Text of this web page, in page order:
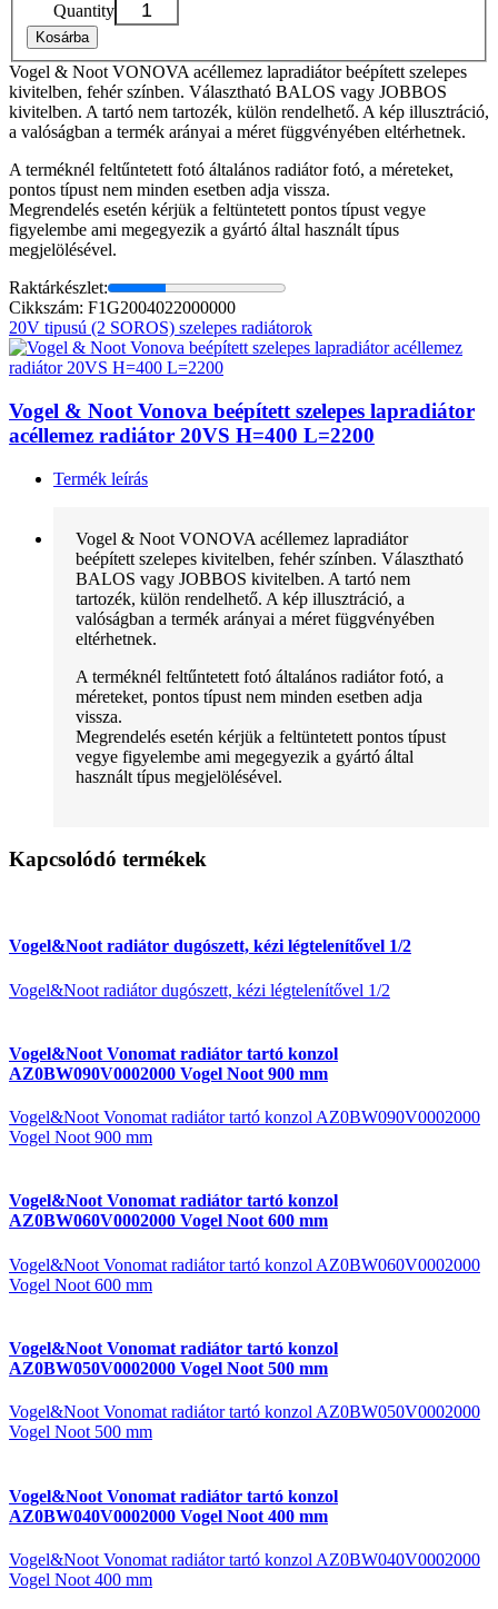
Quantity
Kosárba
Vogel & Noot VONOVA acéllemez lapradiátor beépített szelepes
kivitelben, fehér színben. Választható BALOS vagy JOBBOS
kivitelben. A tartó nem tartozék, külön rendelhető. A kép illusztráció,
a valóságban a termék arányai a méret függvényében eltérhetnek.
A terméknél feltűntetett fotó általános radiátor fotó, a méreteket,
pontos típust nem minden esetben adja vissza.
Megrendelés esetén kérjük a feltüntetett pontos típust vegye
figyelembe ami megegyezik a gyártó által használt típus
megjelölésével.
Raktárkészlet:
Cikkszám: F1G2004022000000
20V tipusú (2 SOROS) szelepes radiátorok
Vogel & Noot Vonova beépített szelepes lapradiátor
acéllemez radiátor 20VS H=400 L=2200
Termék leírás
Vogel & Noot VONOVA acéllemez lapradiátor
beépített szelepes kivitelben, fehér színben. Választható
BALOS vagy JOBBOS kivitelben. A tartó nem
tartozék, külön rendelhető. A kép illusztráció, a
valóságban a termék arányai a méret függvényében
eltérhetnek.
A terméknél feltűntetett fotó általános radiátor fotó, a
méreteket, pontos típust nem minden esetben adja
vissza.
Megrendelés esetén kérjük a feltüntetett pontos típust
vegye figyelembe ami megegyezik a gyártó által
használt típus megjelölésével.
Kapcsolódó termékek
Vogel&Noot radiátor dugószett, kézi légtelenítővel 1/2
Vogel&Noot radiátor dugószett, kézi légtelenítővel 1/2
Vogel&Noot Vonomat radiátor tartó konzol
AZ0BW090V0002000 Vogel Noot 900 mm
Vogel&Noot Vonomat radiátor tartó konzol AZ0BW090V0002000
Vogel Noot 900 mm
Vogel&Noot Vonomat radiátor tartó konzol
AZ0BW060V0002000 Vogel Noot 600 mm
Vogel&Noot Vonomat radiátor tartó konzol AZ0BW060V0002000
Vogel Noot 600 mm
Vogel&Noot Vonomat radiátor tartó konzol
AZ0BW050V0002000 Vogel Noot 500 mm
Vogel&Noot Vonomat radiátor tartó konzol AZ0BW050V0002000
Vogel Noot 500 mm
Vogel&Noot Vonomat radiátor tartó konzol
AZ0BW040V0002000 Vogel Noot 400 mm
Vogel&Noot Vonomat radiátor tartó konzol AZ0BW040V0002000
Vogel Noot 400 mm